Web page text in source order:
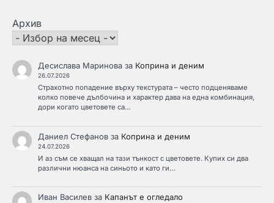
Архив
Десислава Мариноваза Коприна и деним
26.07.2026
Страхотно попадение върху текстурата – често подценяваме
колко повече дълбочина и характер дава на една комбинация,
дори когато цветовете са…
Даниел Стефановза Коприна и деним
24.07.2026
И аз съм се хващал на тази тънкост с цветовете. Купих си два
различни нюанса на синьото и като ги…
Иван Василевза Капанът е огледало